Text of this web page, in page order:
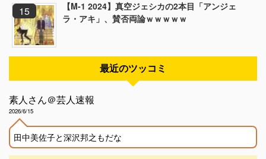
【M-1 2024】真空ジェシカの2本目「アンジェ
ラ・アキ」、賛否両論ｗｗｗｗｗ
最近のツッコミ
素人さん＠芸人速報
2026/6/15
田中美佐子と深沢邦之もだな